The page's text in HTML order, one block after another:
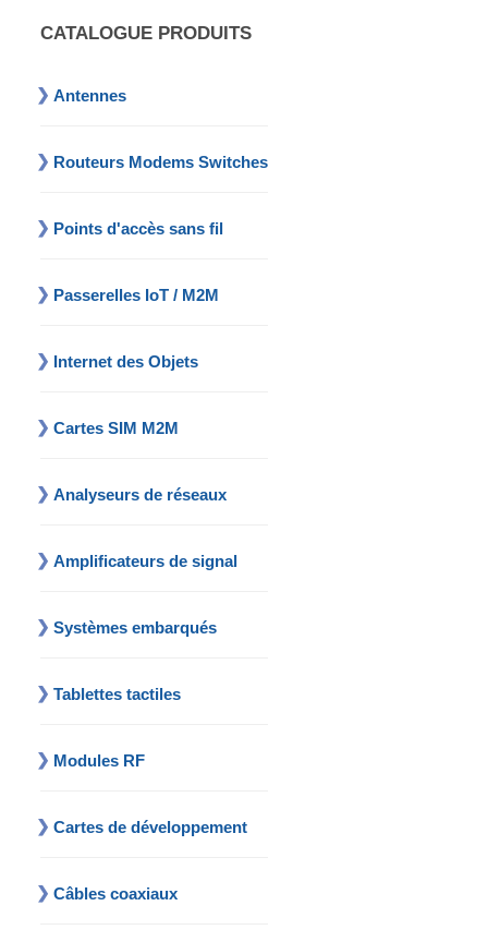
CATALOGUE PRODUITS
Antennes
Routeurs Modems Switches
Points d'accès sans fil
Passerelles IoT / M2M
Internet des Objets
Cartes SIM M2M
Analyseurs de réseaux
Amplificateurs de signal
Systèmes embarqués
Tablettes tactiles
Modules RF
Cartes de développement
Câbles coaxiaux